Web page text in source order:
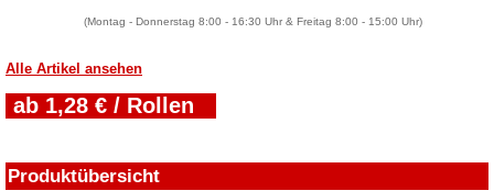
(Montag - Donnerstag 8:00 - 16:30 Uhr & Freitag 8:00 - 15:00 Uhr)
Alle Artikel ansehen
ab 1,28 € / Rollen
Produktübersicht